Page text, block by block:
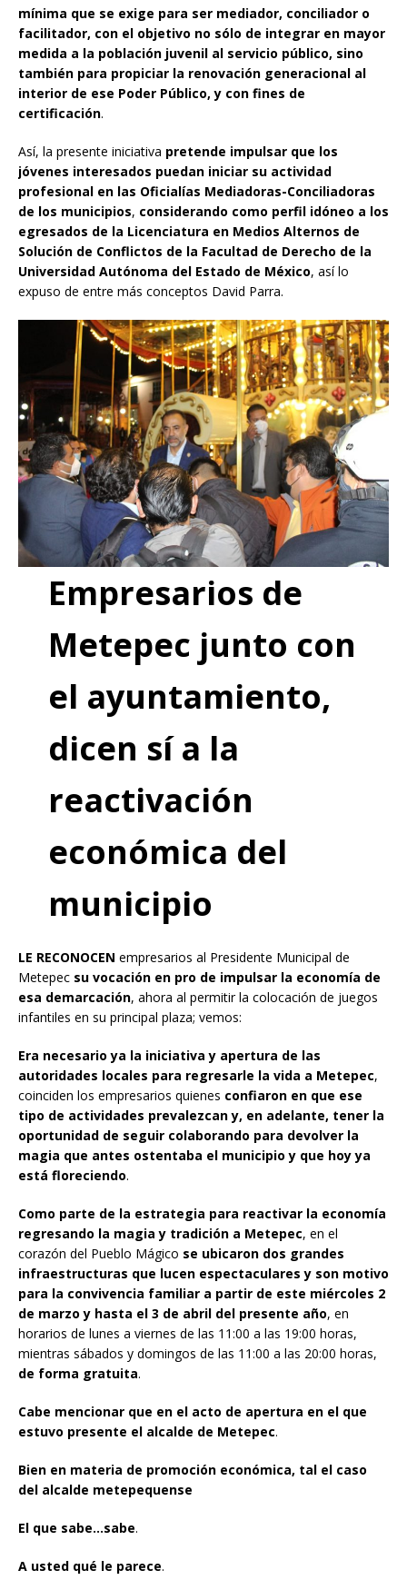
mínima que se exige para ser mediador, conciliador o
facilitador, con el objetivo no sólo de integrar en mayor
medida a la población juvenil al servicio público, sino
también para propiciar la renovación generacional al
interior de ese Poder Público, y con fines de
certificación.
Así, la presente iniciativa pretende impulsar que los
jóvenes interesados puedan iniciar su actividad
profesional en las Oficialías Mediadoras-Conciliadoras
de los municipios, considerando como perfil idóneo a los
egresados de la Licenciatura en Medios Alternos de
Solución de Conflictos de la Facultad de Derecho de la
Universidad Autónoma del Estado de México, así lo
expuso de entre más conceptos David Parra.
Empresarios de
Metepec junto con
el ayuntamiento,
dicen sí a la
reactivación
económica del
municipio
LE RECONOCEN empresarios al Presidente Municipal de
Metepec su vocación en pro de impulsar la economía de
esa demarcación, ahora al permitir la colocación de juegos
infantiles en su principal plaza; vemos:
Era necesario ya la iniciativa y apertura de las
autoridades locales para regresarle la vida a Metepec,
coinciden los empresarios quienes confiaron en que ese
tipo de actividades prevalezcan y, en adelante, tener la
oportunidad de seguir colaborando para devolver la
magia que antes ostentaba el municipio y que hoy ya
está floreciendo.
Como parte de la estrategia para reactivar la economía
regresando la magia y tradición a Metepec, en el
corazón del Pueblo Mágico se ubicaron dos grandes
infraestructuras que lucen espectaculares y son motivo
para la convivencia familiar a partir de este miércoles 2
de marzo y hasta el 3 de abril del presente año, en
horarios de lunes a viernes de las 11:00 a las 19:00 horas,
mientras sábados y domingos de las 11:00 a las 20:00 horas,
de forma gratuita.
Cabe mencionar que en el acto de apertura en el que
estuvo presente el alcalde de Metepec.
Bien en materia de promoción económica, tal el caso
del alcalde metepequense
El que sabe…sabe.
A usted qué le parece.